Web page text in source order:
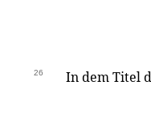
26 In dem Titel